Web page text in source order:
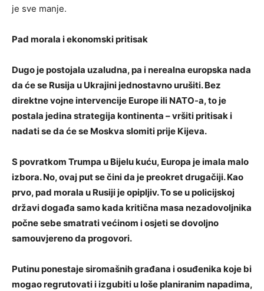
je sve manje.
Pad morala i ekonomski pritisak
Dugo je postojala uzaludna, pa i nerealna europska nada
da će se Rusija u Ukrajini jednostavno urušiti. Bez
direktne vojne intervencije Europe ili NATO-a, to je
postala jedina strategija kontinenta – vršiti pritisak i
nadati se da će se Moskva slomiti prije Kijeva.
S povratkom Trumpa u Bijelu kuću, Europa je imala malo
izbora. No, ovaj put se čini da je preokret drugačiji. Kao
prvo, pad morala u Rusiji je opipljiv. To se u policijskoj
državi događa samo kada kritična masa nezadovoljnika
počne sebe smatrati većinom i osjeti se dovoljno
samouvjereno da progovori.
Putinu ponestaje siromašnih građana i osuđenika koje bi
mogao regrutovati i izgubiti u loše planiranim napadima,